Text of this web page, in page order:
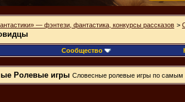
— фэнтези, фантастика, конкурсы рассказов >
Сообщество
Ролевые игры Словесные ролевые игры по самым